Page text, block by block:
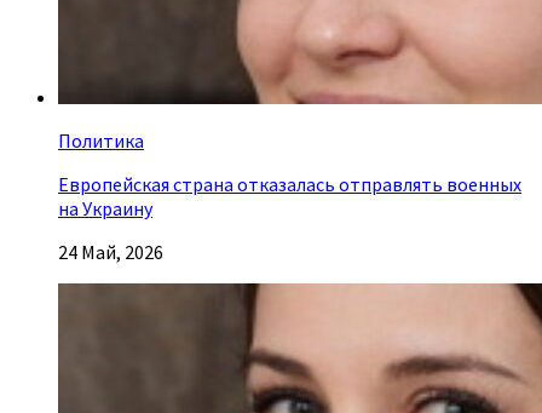
Политика
Европейская страна отказалась отправлять военных
на Украину
24 Май, 2026